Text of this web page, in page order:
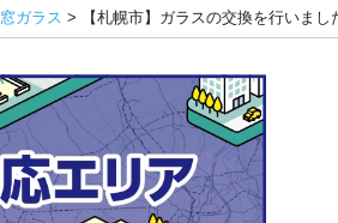
窓ガラス > 【札幌市】ガラスの交換を行いまし